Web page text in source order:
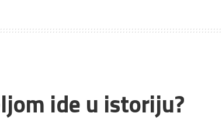
ide u istoriju?